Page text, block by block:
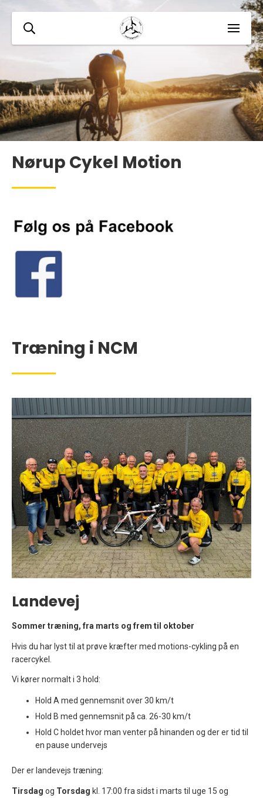
Nørup Cykel Motion
Træning i NCM
Landevej
Sommer træning, fra marts og frem til oktober
Hvis du har lyst til at prøve kræfter med motions-cykling på en
racercykel.
Vi kører normalt i 3 hold:
Hold A med gennemsnit over 30 km/t
Hold B med gennemsnit på ca. 26-30 km/t
Hold C holdet hvor man venter på hinanden og der er tid til
en pause undervejs
Der er landevejs træning:
Tirsdag og Torsdag kl. 17:00 fra sidst i marts til uge 15 og